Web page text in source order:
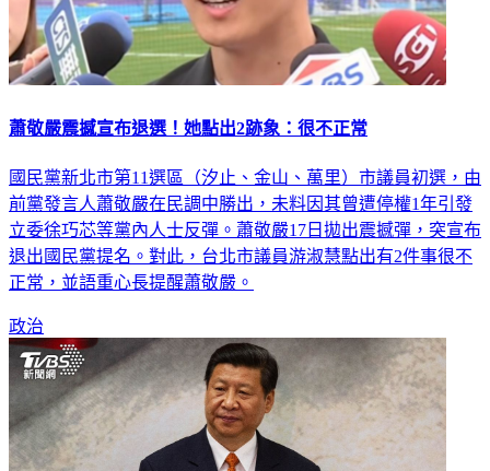
蕭敬嚴震撼宣布退選！她點出2跡象：很不正常
國民黨新北市第11選區（汐止、金山、萬里）市議員初選，由
前黨發言人蕭敬嚴在民調中勝出，未料因其曾遭停權1年引發
立委徐巧芯等黨內人士反彈。蕭敬嚴17日拋出震撼彈，突宣布
退出國民黨提名。對此，台北市議員游淑慧點出有2件事很不
正常，並語重心長提醒蕭敬嚴。
政治